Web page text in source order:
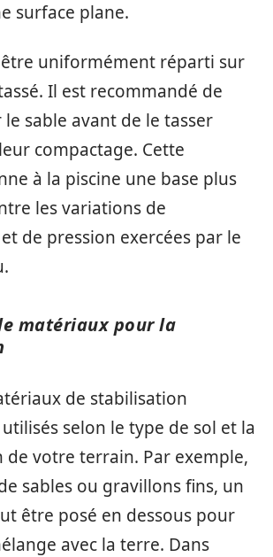
surface plane.
uniformément réparti sur
Il est recommandé de
sable avant de le tasser
compactage. Cette
à la piscine une base plus
les variations de
de pression exercées par le
matériaux pour la
de stabilisation
selon le type de sol et la
votre terrain. Par exemple,
sables ou gravillons fins, un
être posé en dessous pour
avec la terre. Dans